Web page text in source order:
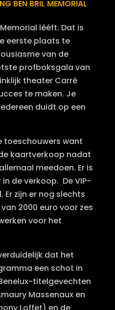
BEN BRIL MEMORIAL
lééft. Dat is
eerste plaats te
van de
profboksgala van
theater Carré
te maken. Je
duidt op een
toeschouwers want
kaartverkoop nadat
meedoen. Er is
de verkoop. De VIP-
zijn er nog slechts
2000 euro voor zes
voor het
dat het
een schot in
titelgevechten
Massenaux en